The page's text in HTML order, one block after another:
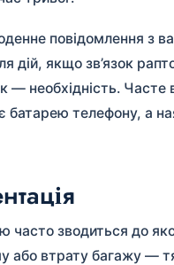
повідомлення з
дій, якщо зв’язок
— необхідність. Часте
батарею телефону, а
зводиться до
або втрату багажу —